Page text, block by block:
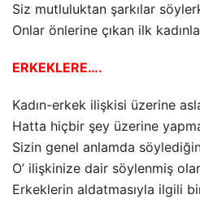
Siz mutluluktan şarkılar
Onlar önlerine çıkan ilk
ERKEKLERE….
Kadın-erkek ilişkisi üzerine
Hatta hiçbir şey üzerine
Sizin genel anlamda
O’ ilişkinize dair söylenmiş
Erkeklerin aldatmasıyla ilgili